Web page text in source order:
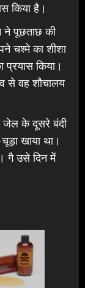
किया है।
ने पूछताछ की
चश्मे का शीशा
किया।
से वह शौचालय
जेल के दूसरे बंदी
खाया था।
गै उसे दिन में